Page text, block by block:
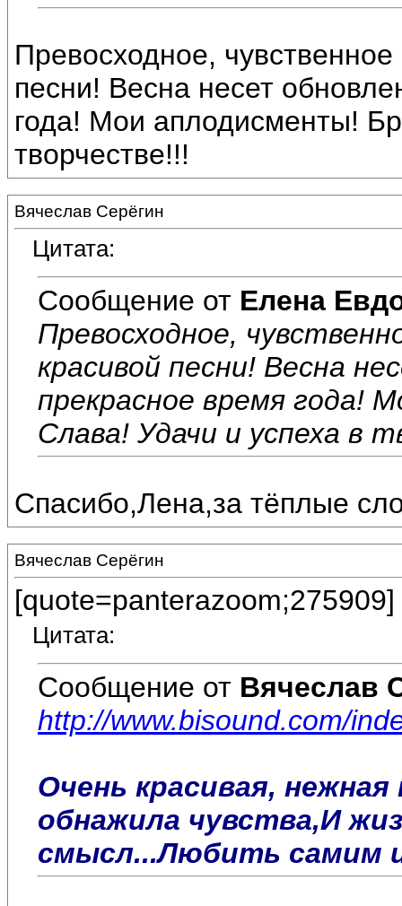
Превосходное,
песни! Весна несет
года! Мои аплодисменты!
творчестве!!!
Вячеслав Серёгин
Цитата:
Сообщение от Елена
Превосходное,
красивой песни! Весна
прекрасное время года!
Слава! Удачи и успеха в
Спасибо,Лена,за тёплые
Вячеслав Серёгин
[quote=panterazoom;275909]
Цитата:
Сообщение от Вячеслав
http://www.bisound.com/
Очень красивая,
обнажила чувства,И
смысл...Любить самим